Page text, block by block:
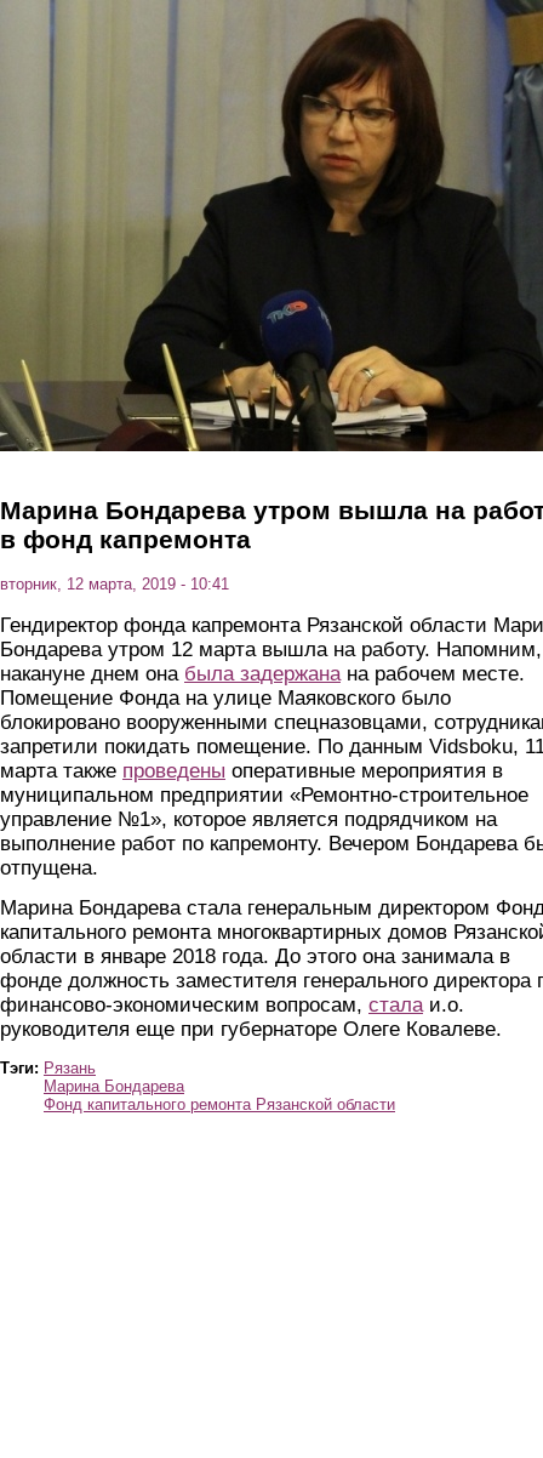
Марина Бондарева утром вышла на
в фонд капремонта
вторник, 12 марта, 2019 - 10:41
Гендиректор фонда капремонта Рязанской области
Бондарева утром 12 марта вышла на работу. Напомним,
накануне днем она была задержанана рабочем месте.
Помещение Фонда на улице Маяковского было
блокировано вооруженными спецназовцами,
запретили покидать помещение. По данным Vidsboku,
марта также проведены оперативные мероприятия в
муниципальном предприятии «Ремонтно-строительное
управление №1», которое является подрядчиком на
выполнение работ по капремонту. Вечером Бондарева
отпущена.
Марина Бондарева стала генеральным директором
капитального ремонта многоквартирных домов
области в январе 2018 года. До этого она занимала в
фонде должность заместителя генерального директора
финансово-экономическим вопросам, сталаи.о.
руководителя еще при губернаторе Олеге Ковалеве.
Тэги: Рязань
Марина Бондарева
Фонд капитального ремонта Рязанской области